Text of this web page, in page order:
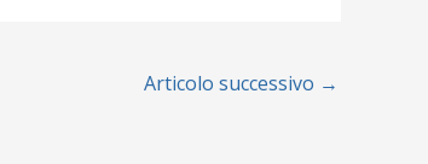
Articolo successivo →